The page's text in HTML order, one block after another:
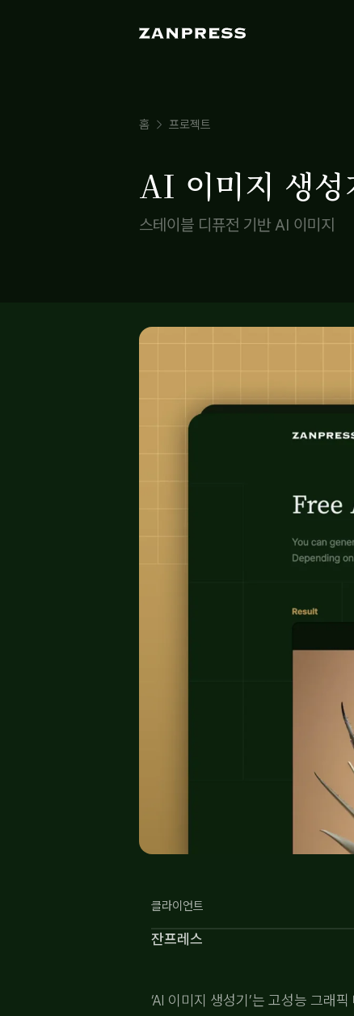
홈 프로젝트
AI 이미지 생성
스테이블 디퓨전 기반 AI 이미지
클라이언트
잔프레스
‘AI 이미지 생성기’는 고성능 그래